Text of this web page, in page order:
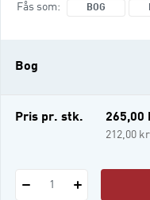
og
Hvordan
Fås som BOG
Bog
e-bog
Pris pr. stk. 265,00
212,00
1